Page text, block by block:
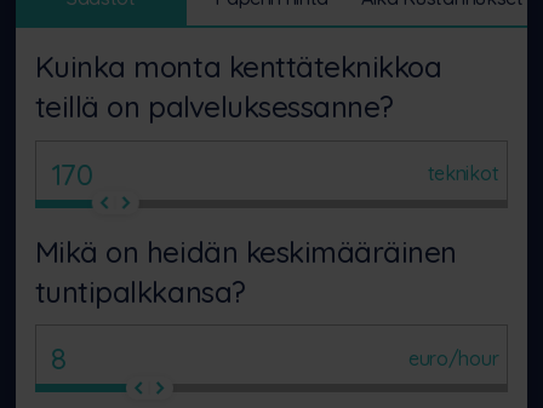
Kuinka monta kenttäteknikkoa
teillä on palveluksessanne?
teknikot
Mikä on heidän keskimääräinen
tuntipalkkansa?
euro/hour